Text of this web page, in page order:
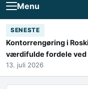
Menu
SENESTE
Kontorrengøring i
værdifulde fordele
13. juli 2026